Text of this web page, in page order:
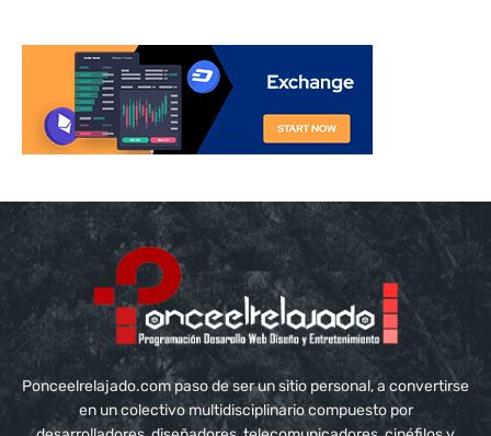
Ponceelrelajado.com paso de ser un sitio personal, a convertirse
en un colectivo multidisciplinario compuesto por